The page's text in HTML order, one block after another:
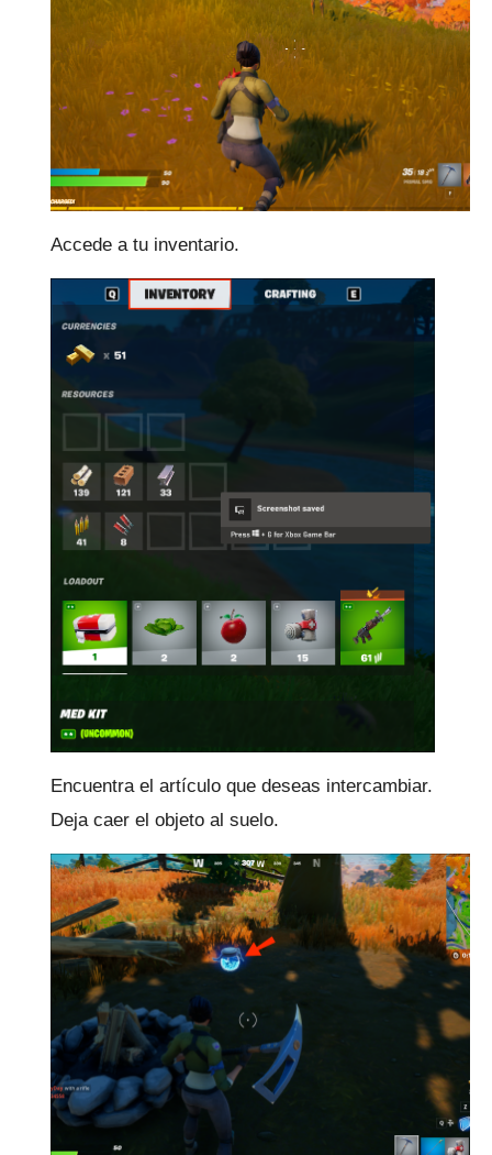
Accede a tu inventario.
Encuentra el artículo que deseas intercambiar.
Deja caer el objeto al suelo.